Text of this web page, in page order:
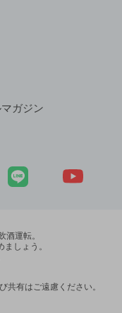
マガジン
酒運転。
しょう。
共有はご遠慮ください。